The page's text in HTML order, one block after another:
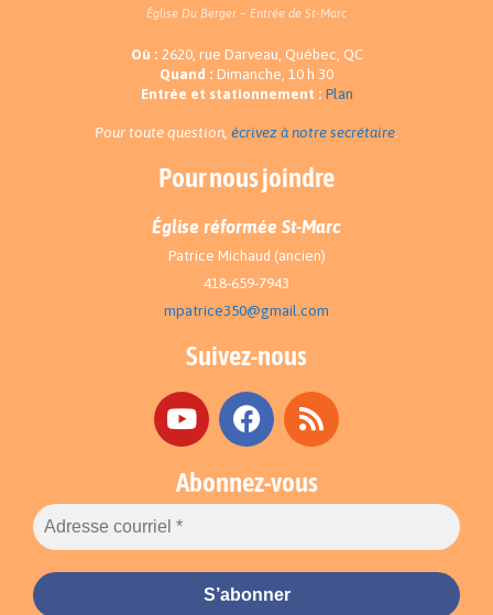
Église Du Berger – Entrée de St-Marc
Où : 2620, rue Darveau, Québec, QC
Quand : Dimanche, 10 h 30
Entrée et stationnement : Plan
Pour toute question, écrivez à notre secrétaire.
Pour nous joindre
Église réformée St-Marc
Patrice Michaud (ancien)
418-659-7943
mpatrice350@gmail.com
Suivez-nous
Abonnez-vous